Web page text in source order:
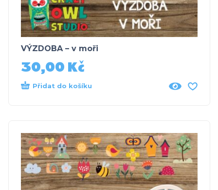
VÝZDOBA – v moři
30,00 Kč
Přidat do košíku